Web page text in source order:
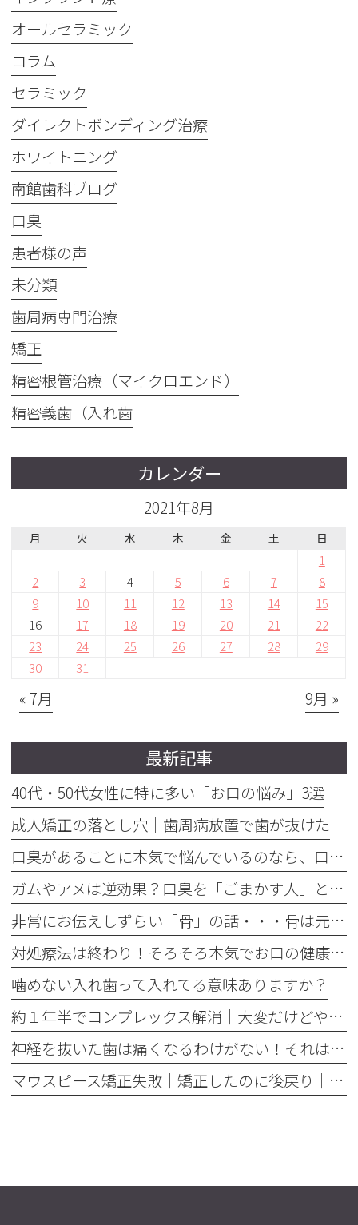
オールセラミック
コラム
セラミック
ダイレクトボンディング治療
ホワイトニング
南館歯科ブログ
口臭
患者様の声
未分類
歯周病専門治療
矯正
精密根管治療（マイクロエンド）
精密義歯（入れ歯
カレンダー
2021年8月
月 火 水 木 金 土 日
1
2
3 4 5 6 7
8
9
10 11 12 13 14
15
16
17 18 19 20 21
22
23
24 25 26 27 28
29
30
31
« 7月 9月 »
最新記事
40代・50代女性に特に多い「お口の悩み」3選
成人矯正の落とし穴｜歯周病放置で歯が抜けた
口臭があることに本気で悩んでいるのなら、口臭を本気で治そう
ガムやアメは逆効果？口臭を「ごまかす人」と「治す人」の決定的な違い
非常にお伝えしずらい「骨」の話・・・骨は元には戻せない？
対処療法は終わり！そろそろ本気でお口の健康とは何かを考えませんか
噛めない入れ歯って入れてる意味ありますか？
約１年半でコンプレックス解消｜大変だけどやって良かった歯の矯正治療
神経を抜いた歯は痛くなるわけがない！それは嘘です
マウスピース矯正失敗｜矯正したのに後戻り｜最近よく聞くけどそれってなんで？